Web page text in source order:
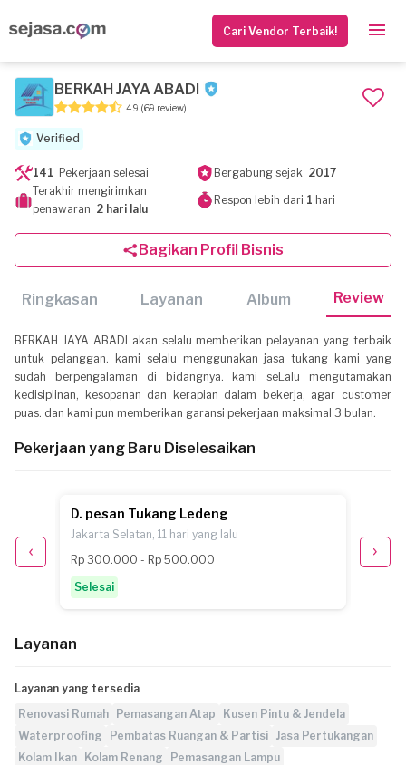
Cari Vendor Terbaik!
BERKAH JAYA ABADI
4.9 (69 review)
Verified
141 Pekerjaan selesai Bergabung sejak 2017
Terakhir mengirimkan
penawaran 2 hari lalu
Respon lebih dari 1 hari
Bagikan Profil Bisnis
Ringkasan Layanan Album Review
BERKAH JAYA ABADI akan selalu memberikan pelayanan yang terbaik
untuk pelanggan. kami selalu menggunakan jasa tukang kami yang
sudah berpengalaman di bidangnya. kami seLalu mengutamakan
kedisiplinan, kesopanan dan kerapian dalam bekerja, agar customer
puas. dan kami pun memberikan garansi pekerjaan maksimal 3 bulan.
Pekerjaan yang Baru Diselesaikan
D. pesan Tukang Ledeng
Jakarta Selatan, 11 hari yang lalu
Rp 300.000 - Rp 500.000
Selesai
Layanan
Layanan yang tersedia
Renovasi Rumah
Pemasangan Atap
Kusen Pintu & Jendela
Waterproofing
Pembatas Ruangan & Partisi Jasa Pertukangan
Kolam Ikan
Kolam Renang
Pemasangan Lampu